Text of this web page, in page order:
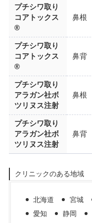
プチシワ取り
コアトックス
®
鼻根
プチシワ取り
コアトックス
®
鼻背
プチシワ取り
アラガン社ボ
ツリヌス注射
鼻根
プチシワ取り
アラガン社ボ
ツリヌス注射
鼻背
クリニックのある地域
北海道 宮城
愛知
静岡